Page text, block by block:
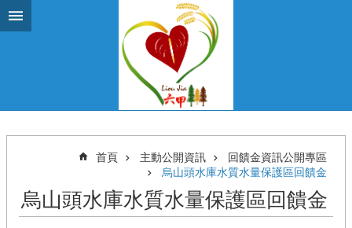
跳到主要內容區塊
首頁 主動公開資訊
回饋金資訊公開專區
烏山頭水庫水質水量保護區回饋金
烏山頭水庫水質水量保護區回饋金